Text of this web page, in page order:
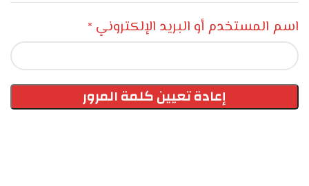
اسم المستخدم أو البريد الإلكتروني *
إعادة تعيين كلمة المرور